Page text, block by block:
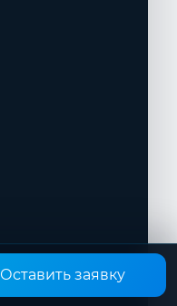
Оставить заявку